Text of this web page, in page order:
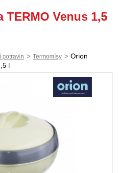
TERMO Venus 1,5
potravin > Termomísy > Orion
l